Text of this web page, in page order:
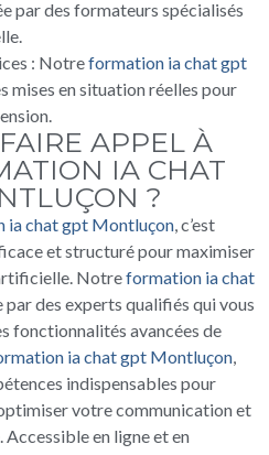
par des formateurs spécialisés
: Notreformation ia chat gpt
mises en situation réelles pour
APPEL À
IA CHAT
?
ia chat gpt Montluçon, c’est
et structuré pour maximiser
Notreformation ia chat
par des experts qualifiés qui vous
fonctionnalités avancées de
ia chat gpt Montluçon,
indispensables pour
votre communication et
en ligne et en